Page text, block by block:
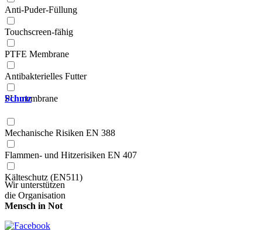
Anti-Puder-Füllung
Touchscreen-fähig
PTFE Membrane
Antibakterielles Futter
PU membrane
Schutz
Mechanische Risiken EN 388
Flammen- und Hitzerisiken EN 407
Kälteschutz (EN511)
Wir unterstützen
die Organisation
Mensch in Not